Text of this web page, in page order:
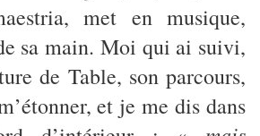
met en musique,
sa main. Moi qui ai suivi,
de Table, son parcours,
et je me dis dans